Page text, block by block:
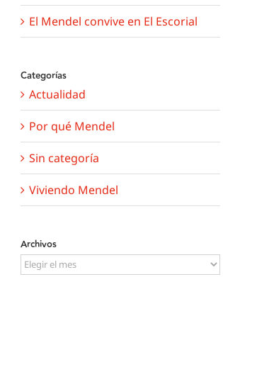
El Mendel convive en El Escorial
Categorías
Actualidad
Por qué Mendel
Sin categoría
Viviendo Mendel
Archivos
Archivos